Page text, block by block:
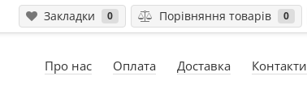
Закладки 0 Порівняння товарів 0
Про нас Оплата Доставка Контакти